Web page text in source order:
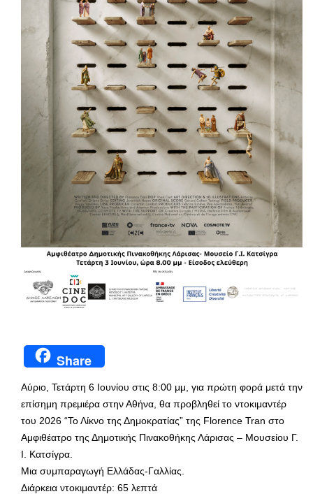
Share
Αύριο, Τετάρτη 6 Ιουνίου στις 8:00 μμ, για πρώτη φορά μετά την
επίσημη πρεμιέρα στην Αθήνα, θα προβληθεί το ντοκιμαντέρ
του 2026 “Το Λίκνο της Δημοκρατίας” της Florence Tran στο
Αμφιθέατρο της Δημοτικής Πινακοθήκης Λάρισας – Μουσείου Γ.
Ι. Κατσίγρα.
Μια συμπαραγωγή Ελλάδας-Γαλλίας.
Διάρκεια ντοκιμαντέρ: 65 λεπτά